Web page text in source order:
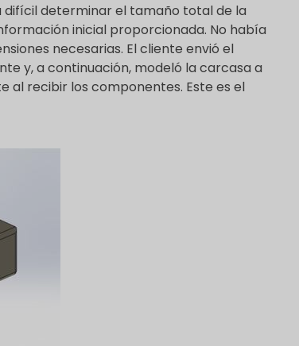
difícil determinar el tamaño total de la
inicial proporcionada. No había
necesarias. El cliente envió el
y, a continuación, modeló la carcasa a
al recibir los componentes. Este es el